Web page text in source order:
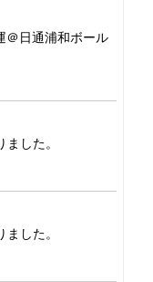
＠日通浦和ボール
した。
した。